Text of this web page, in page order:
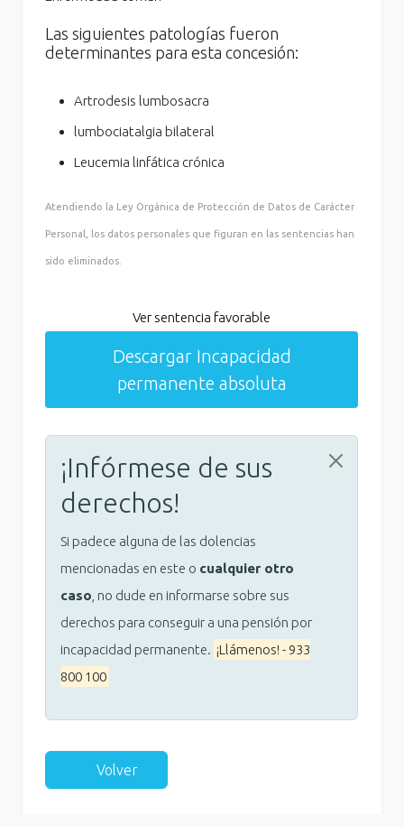
Las siguientes patologías fueron
determinantes para esta concesión:
Artrodesis lumbosacra
lumbociatalgia bilateral
Leucemia linfática crónica
Atendiendo la Ley Orgánica de Protección de Datos de Carácter
Personal, los datos personales que figuran en las sentencias han
sido eliminados.
Ver sentencia favorable
Descargar Incapacidad
permanente absoluta
¡Infórmese de sus
derechos!
Si padece alguna de las dolencias
mencionadas en este o cualquier otro
caso , no dude en informarse sobre sus
derechos para conseguir a una pensión por
incapacidad permanente. ¡Llámenos! - 933
800 100
Volver